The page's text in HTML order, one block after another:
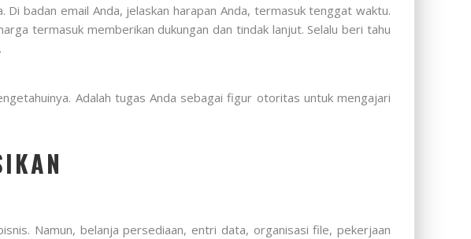
badan email Anda, jelaskan harapan Anda, termasuk tenggat waktu.
termasuk memberikan dukungan dan tindak lanjut. Selalu beri tahu
Adalah tugas Anda sebagai figur otoritas untuk mengajari
Namun, belanja persediaan, entri data, organisasi file, pekerjaan